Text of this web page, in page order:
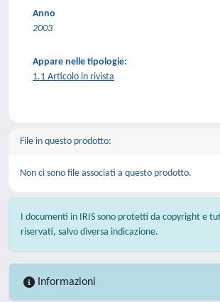
Anno
2003
Appare nelle tipologie:
1.1 Articolo in rivista
File in questo prodotto:
Non ci sono file associati a questo prodotto.
I documenti in IRIS sono protetti da copyright e
riservati, salvo diversa indicazione.
Informazioni